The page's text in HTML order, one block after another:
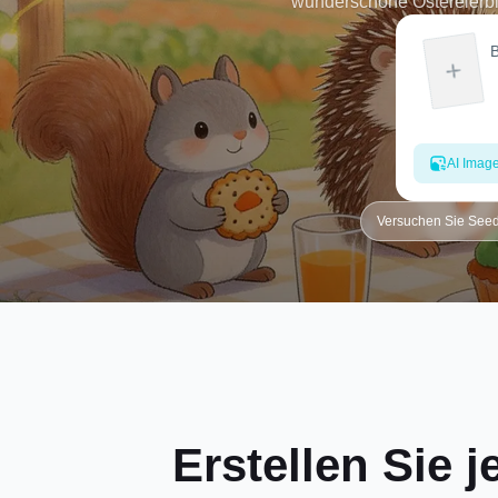
entwerfen, geben Sie
AI Image
Versuchen Sie
Erstellen Sie